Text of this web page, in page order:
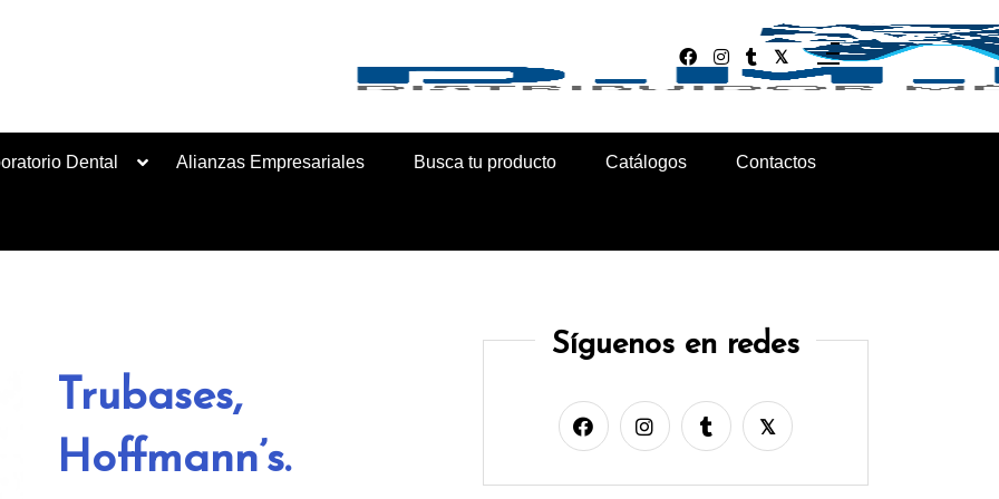
Dental Alianzas Empresariales Busca tu producto Catálogos Contactos
Trubases,
Hoffmann’s.
Síguenos en redes